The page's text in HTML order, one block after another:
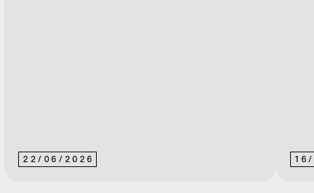
22/ 06/ 2026 16/